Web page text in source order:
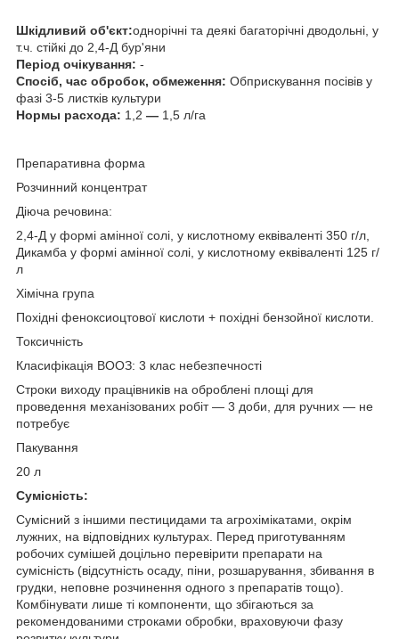
Шкiдливий об'єкт:однорічні та деякі багаторічні дводольні, у
т.ч. стійкі до 2,4-Д бур'яни
Період очікування: -
Спосіб, час обробок, обмеження: Обприскування посівів у
фазі 3-5 листків культури
Нормы расхода: 1,2 — 1,5 л/га
Препаративна форма
Розчинний концентрат
Дiюча речовина:
2,4-Д у формі амінної солі, у кислотному еквіваленті 350 г/л,
Дикамба у формі амінної солі, у кислотному еквіваленті 125 г/
л
Хiмiчна група
Похідні феноксиоцтової кислоти + похідні бензойної кислоти.
Токсичнiсть
Класифікація ВООЗ: 3 клас небезпечності
Строки виходу працівників на оброблені площі для
проведення механізованих робіт — 3 доби, для ручних — не
потребує
Пакування
20 л
Сумісність:
Сумісний з іншими пестицидами та агрохімікатами, окрім
лужних, на відповідних культурах. Перед приготуванням
робочих сумішей доцільно перевірити препарати на
сумісність (відсутність осаду, піни, розшарування, збивання в
грудки, неповне розчинення одного з препаратів тощо).
Комбінувати лише ті компоненти, що збігаються за
рекомендованими строками обробки, враховуючи фазу